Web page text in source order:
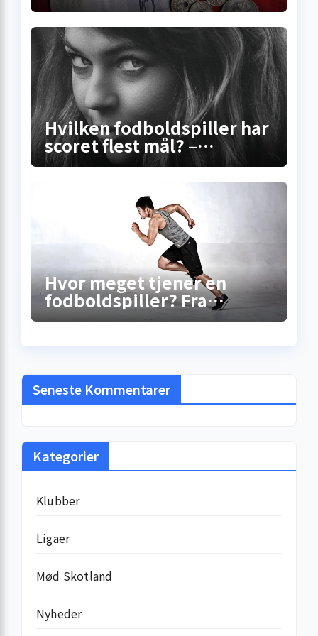
Superligaen? Sandheden
om lønninger, bonusser og
de skjulte
millionkontrakter
Hvilken fodboldspiller har
scoret flest mål? –
Sandheden bag
Hvor meget tjener en
fodboldspiller? Fra
gadebold til
løncheckene
Seneste Kommentarer
Kategorier
Klubber
Ligaer
Mød Skotland
Nyheder